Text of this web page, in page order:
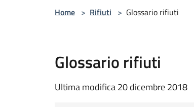
Home > Rifiuti > Glossario rifiuti
Glossario rifiuti
Ultima modifica 20 dicembre 2018